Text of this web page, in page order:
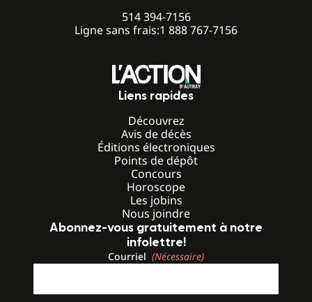
514 394-7156
Ligne sans frais:1 888 767-7156
Liens rapides
Découvrez
Avis de décès
Éditions électroniques
Points de dépôt
Concours
Horoscope
Les jobins
Nous joindre
Abonnez-vous gratuitement à notre
infolettre!
Courriel (Nécessaire)